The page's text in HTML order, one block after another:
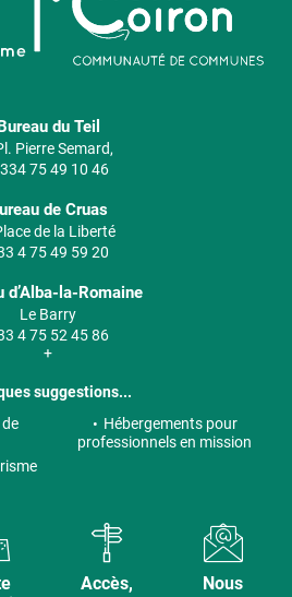
du Teil
Pierre Semard,
75 49 10 46
de Cruas
de la Liberté
4 75 49 59 20
d’Alba-la-Romaine
Le Barry
4 75 52 45 86
+
suggestions...
Hébergements pour
professionnels en mission
Accès,
Nous